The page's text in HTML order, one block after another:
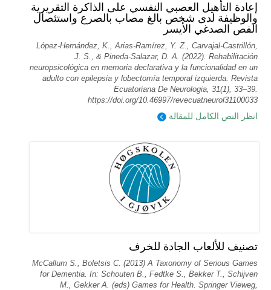
إعادة التأهيل العصبي النفسي على الذاكرة التقريرية
والوظيفة لدى شخص بالغ مصاب بالصرع واستئصال
الفص الصدغي الأيسر
López-Hernández, K., Arias-Ramírez, Y. Z., Carvajal-Castrillón,
J. S., & Pineda-Salazar, D. A. (2022). Rehabilitación
neuropsicológica en memoria declarativa y la funcionalidad en un
adulto con epilepsia y lobectomía temporal izquierda. Revista
Ecuatoriana De Neurologia, 31(1), 33–39.
https://doi.org/10.46997/revecuatneurol31100033
انظر النص الكامل للمقالة
تصنيف للألعاب الجادة للخرف
McCallum S., Boletsis C. (2013) A Taxonomy of Serious Games
for Dementia. In: Schouten B., Fedtke S., Bekker T., Schijven
M., Gekker A. (eds) Games for Health. Springer Vieweg,